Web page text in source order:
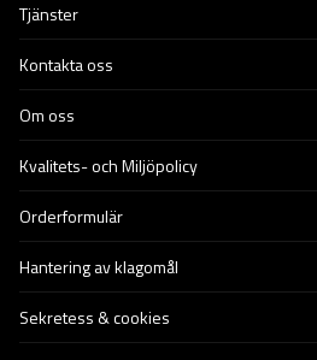
Tjänster
Kontakta oss
Om oss
Kvalitets- och Miljöpolicy
Orderformulär
Hantering av klagomål
Sekretess & cookies